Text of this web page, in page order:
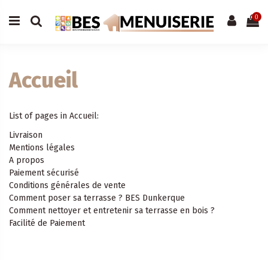
0
Accueil
List of pages in Accueil:
Livraison
Mentions légales
A propos
Paiement sécurisé
Conditions générales de vente
Comment poser sa terrasse ? BES Dunkerque
Comment nettoyer et entretenir sa terrasse en bois ?
Facilité de Paiement